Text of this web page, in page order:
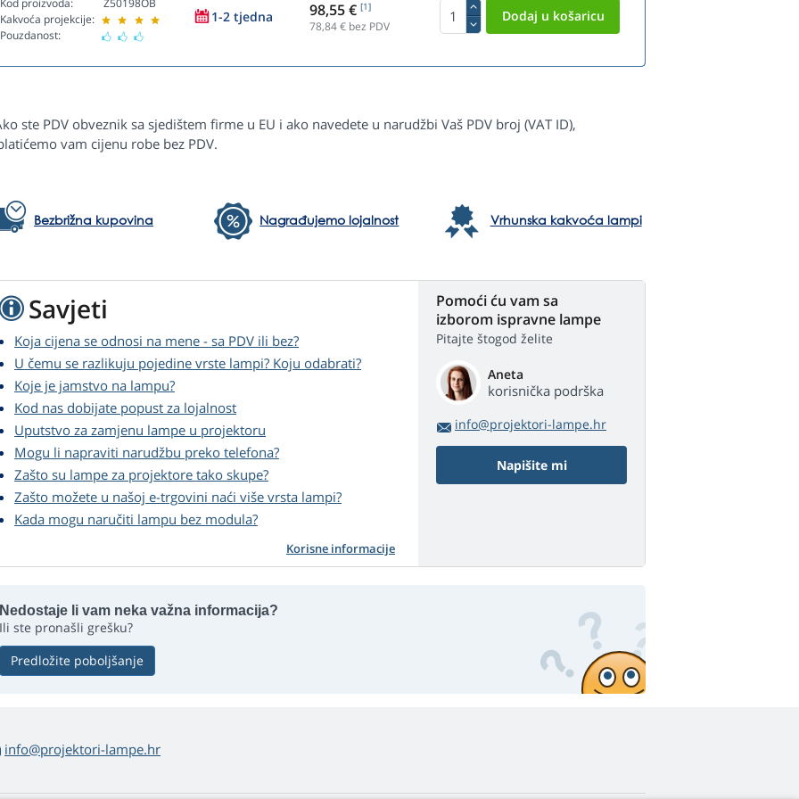
Kod proizvoda:
Kakvoća projekcije:
Pouzdanost:
Z50198OB
1-2 tjedna 98,55 € [1]
78,84€ bez PDV
ste PDV obveznik sa sjedištem firme u EU i ako navedete u narudžbi Vaš PDV broj (VAT ID),
vam cijenu robe bez PDV.
Bezbrižna kupovina Nagrađujemo lojalnost Vrhunska kakvoća lampi
Savjeti
Koja cijena se odnosi na mene - sa PDV ili bez?
U čemu se razlikuju pojedine vrste lampi? Koju odabrati?
Koje je jamstvo na lampu?
Kod nas dobijate popust za lojalnost
Uputstvo za zamjenu lampe u projektoru
Mogu li napraviti narudžbu preko telefona?
Zašto su lampe za projektore tako skupe?
Zašto možete u našoj e-trgovini naći više vrsta lampi?
Kada mogu naručiti lampu bez modula?
Korisne informacije
Pomoći ću vam sa
izborom ispravne lampe
Pitajte štogod želite
Aneta
korisnička podrška
info@projektori-lampe.hr
Napišite mi
Nedostaje li vam neka važna informacija?
Ili ste pronašli grešku?
Predložite poboljšanje
info@projektori-lampe.hr